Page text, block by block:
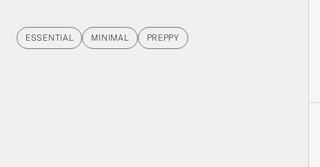
ESSENTIAL MINIMAL PREPPY